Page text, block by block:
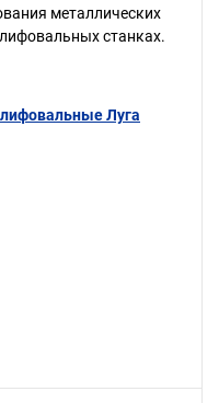
металлических
станках.
Луга